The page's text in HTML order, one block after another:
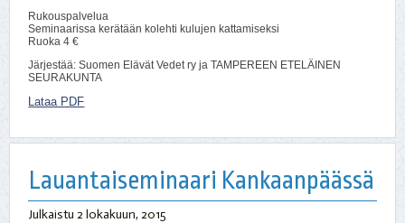
Rukouspalvelua
Seminaarissa kerätään kolehti kulujen kattamiseksi
Ruoka 4 €
Järjestää: Suomen Elävät Vedet ry ja TAMPEREEN ETELÄINEN
SEURAKUNTA
Lataa PDF
Lauantaiseminaari Kankaanpäässä
Julkaistu2 lokakuun, 2015